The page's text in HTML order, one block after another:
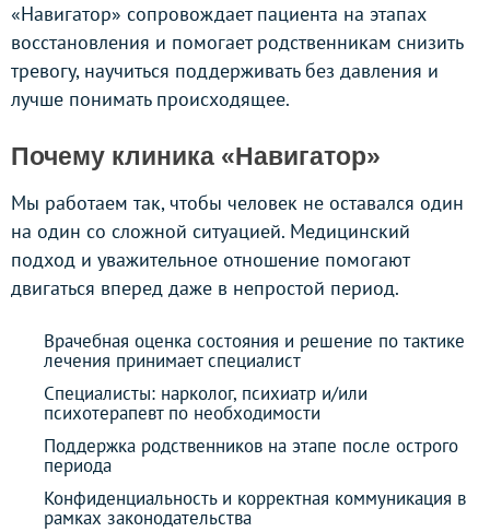
«Навигатор» сопровождает пациента на этапах
восстановления и помогает родственникам снизить
тревогу, научиться поддерживать без давления и
лучше понимать происходящее.
Почему клиника «Навигатор»
Мы работаем так, чтобы человек не оставался один
на один со сложной ситуацией. Медицинский
подход и уважительное отношение помогают
двигаться вперед даже в непростой период.
Врачебная оценка состояния и решение по тактике
лечения принимает специалист
Специалисты: нарколог, психиатр и/или
психотерапевт по необходимости
Поддержка родственников на этапе после острого
периода
Конфиденциальность и корректная коммуникация в
рамках законодательства